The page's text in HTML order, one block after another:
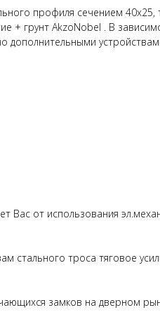
профиля сечением
+ грунт AkzoNobel . В
дополнительными
Вас от использования
стального троса тяговое
замков на дверном